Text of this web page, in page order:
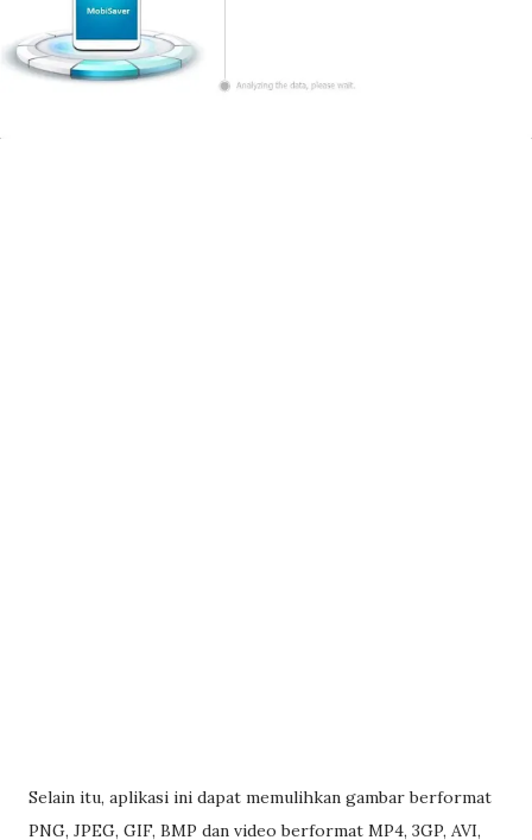
Selain itu, aplikasi ini dapat memulihkan gambar berformat
PNG, JPEG, GIF, BMP dan video berformat MP4, 3GP, AVI,